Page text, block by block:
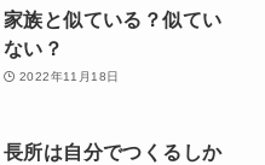
家族と似ている？似てい
ない？
2022年11月18日
長所は自分でつくるしか